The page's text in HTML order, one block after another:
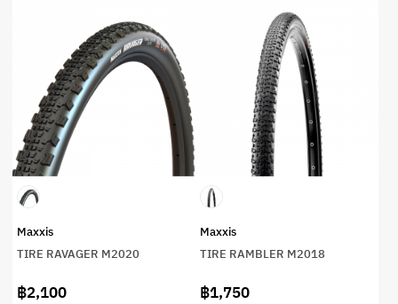
Maxxis
TIRE RAVAGER M2020
฿2,100
Maxxis
TIRE RAMBLER M2018
฿1,750